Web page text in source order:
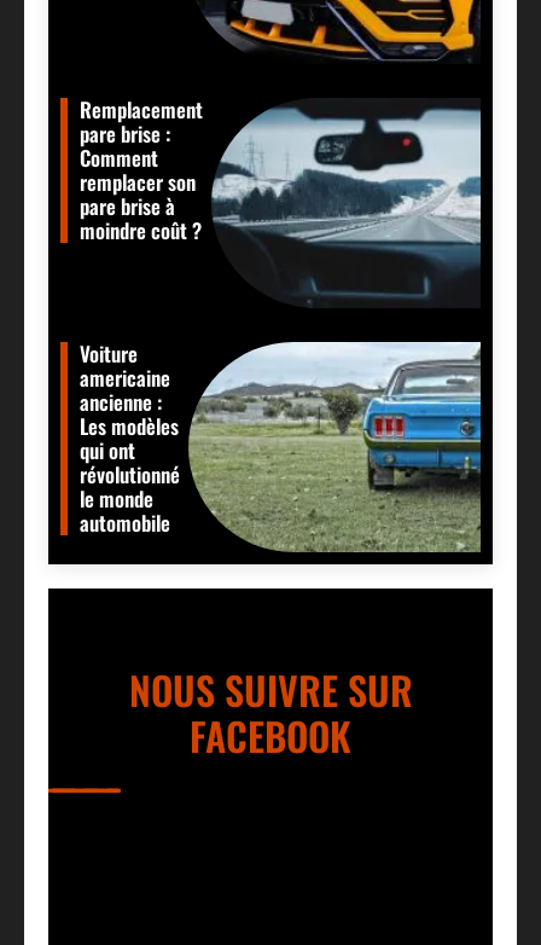
Remplacement
pare brise :
Comment
remplacer son
pare brise à
moindre coût ?
Voiture
americaine
ancienne :
Les modèles
qui ont
révolutionné
le monde
automobile
NOUS SUIVRE SUR
FACEBOOK